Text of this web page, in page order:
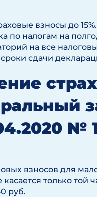
взносы до 15%.
по налогам на
на все
сдачи
№
взносов для
только той
руб.